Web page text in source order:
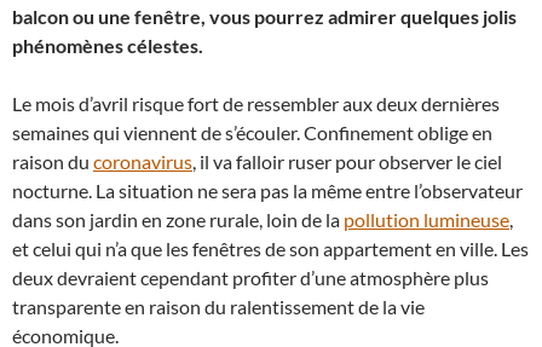
balcon ou une fenêtre, vous pourrez admirer quelques jolis
phénomènes célestes.
Le mois d’avril risque fort de ressembler aux deux dernières
semaines qui viennent de s’écouler. Confinement oblige en
raison du coronavirus, il va falloir ruser pour observer le ciel
nocturne. La situation ne sera pas la même entre l’observateur
dans son jardin en zone rurale, loin de la pollution lumineuse,
et celui qui n’a que les fenêtres de son appartement en ville. Les
deux devraient cependant profiter d’une atmosphère plus
transparente en raison du ralentissement de la vie
économique.